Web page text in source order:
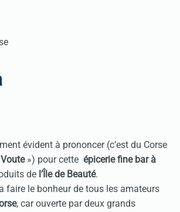
évident à prononcer (c’est du Corse
») pour cette épicerie fine bar à
de l’Île de Beauté.
faire le bonheur de tous les amateurs
, car ouverte par deux grands